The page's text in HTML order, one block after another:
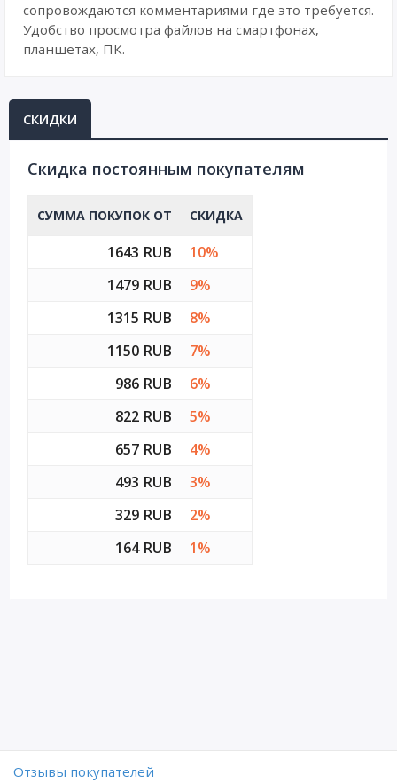
сопровождаются комментариями где это требуется.
Удобство просмотра файлов на смартфонах,
планшетах, ПК.
СКИДКИ
Cкидка постоянным покупателям
СУММА ПОКУПОК ОТ СКИДКА
1643 RUB
10%
1479 RUB
9%
1315 RUB
8%
1150 RUB
7%
986 RUB
6%
822 RUB
5%
657 RUB
4%
493 RUB
3%
329 RUB
2%
164 RUB
1%
Отзывы покупателей